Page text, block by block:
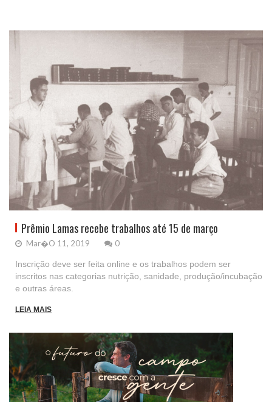
Prêmio Lamas recebe trabalhos até 15 de março
Mar�o 11, 2019 0
Inscrição deve ser feita online e os trabalhos podem ser
inscritos nas categorias nutrição, sanidade, produção/incubação
e outras áreas.
LEIA MAIS